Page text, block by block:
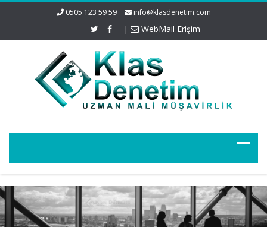
0505 123 59 59 info@klasdenetim.com
| WebMail Erişim